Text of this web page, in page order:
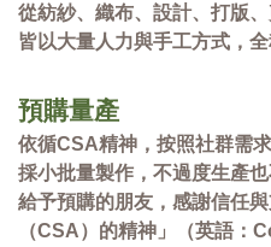
從紡紗、織布、設計、打版
皆以大量人力與手工方式，全
預購量產
依循CSA精神，按照社群需
採小批量製作，不過度生產
給予預購的朋友，感謝信任
（CSA）的精神」（英語